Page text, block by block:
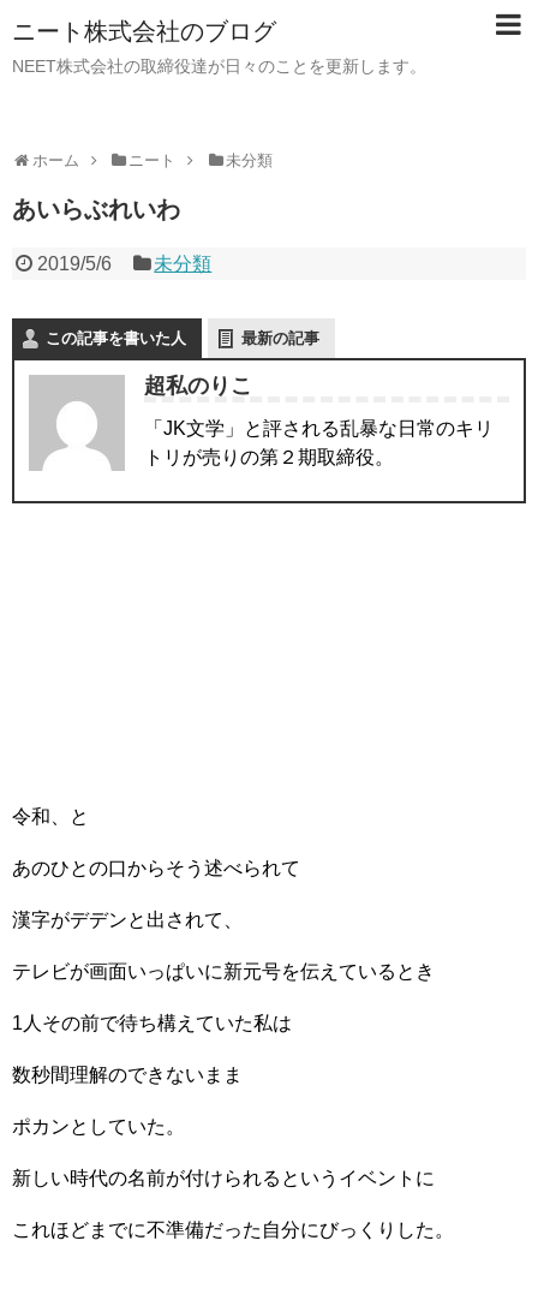
ニート株式会社のブログ
NEET株式会社の取締役達が日々のことを更新します。
ホーム ニート 未分類
あいらぶれいわ
2019/5/6 未分類
この記事を書いた人 最新の記事
超私のりこ
「JK文学」と評される乱暴な日常のキリ
トリが売りの第２期取締役。
令和、と
あのひとの口からそう述べられて
漢字がデデンと出されて、
テレビが画面いっぱいに新元号を伝えているとき
1人その前で待ち構えていた私は
数秒間理解のできないまま
ポカンとしていた。
新しい時代の名前が付けられるというイベントに
これほどまでに不準備だった自分にびっくりした。